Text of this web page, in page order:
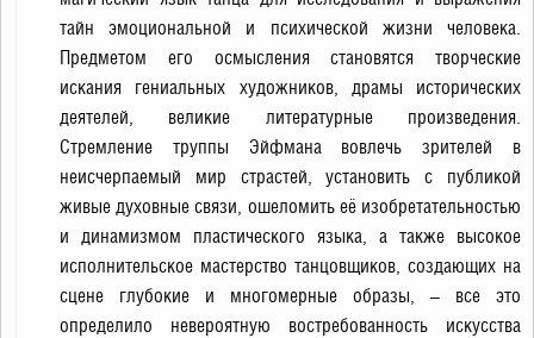
тайн эмоциональной и психической жизни человека.
Предметом его осмысления становятся творческие
искания гениальных художников, драмы исторических
деятелей, великие литературные произведения.
Стремление труппы Эйфмана вовлечь зрителей в
неисчерпаемый мир страстей, установить с публикой
живые духовные связи, ошеломить её изобретательностью
и динамизмом пластического языка, а также высокое
исполнительское мастерство танцовщиков, создающих на
сцене глубокие и многомерные образы, – все это
определило невероятную востребованность искусства